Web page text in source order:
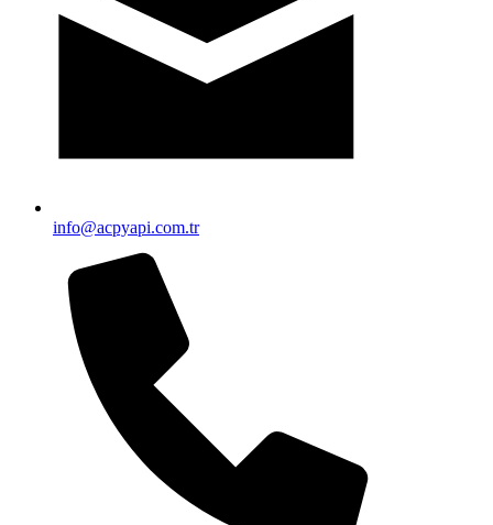
info@acpyapi.com.tr